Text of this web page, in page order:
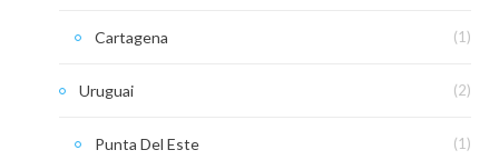
Cartagena (1)
Uruguai (2)
Punta Del Este (1)